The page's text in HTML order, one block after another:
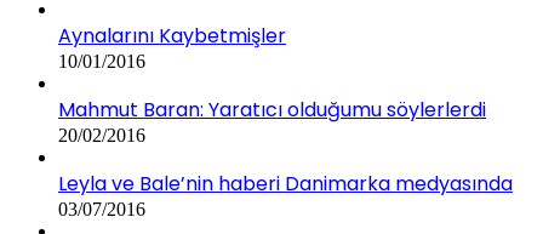
Aynalarını Kaybetmişler
10/01/2016
Mahmut Baran: Yaratıcı olduğumu söylerlerdi
20/02/2016
Leyla ve Bale’nin haberi Danimarka medyasında
03/07/2016